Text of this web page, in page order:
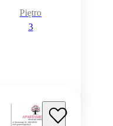
Piętro
3